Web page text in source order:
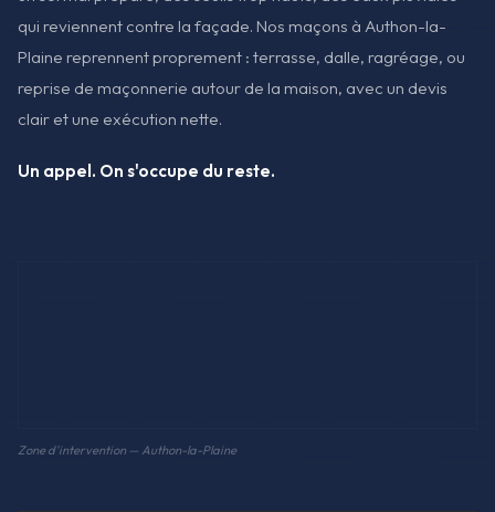
qui reviennent contre la façade. Nos maçons à Authon-la-
Plaine reprennent proprement : terrasse, dalle, ragréage, ou
reprise de maçonnerie autour de la maison, avec un devis
clair et une exécution nette.
Un appel. On s'occupe du reste.
Zone d'intervention — Authon-la-Plaine